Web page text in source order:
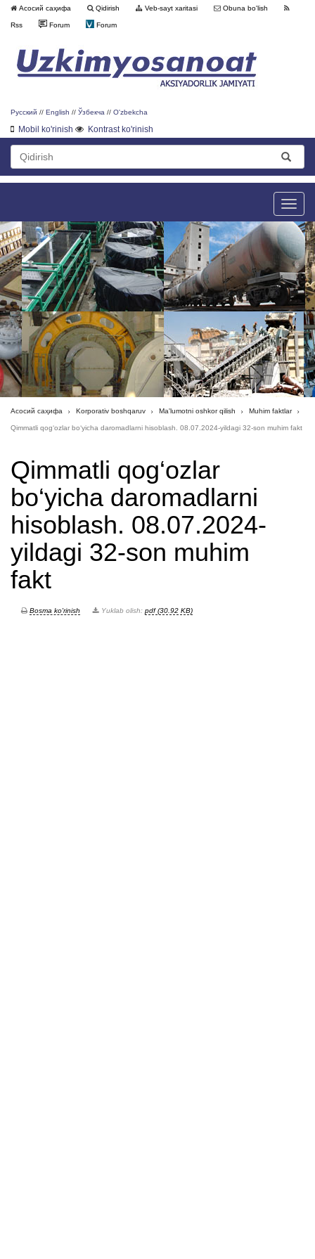
Асосий саҳифа Qidirish Veb-sayt xaritasi Obuna bo'lish
Rss Forum Forum
Русский // English // Ўзбекча // O'zbekcha
Mobil ko'rinish Kontrast ko'rinish
Toggle
Асосий саҳифа Korporativ boshqaruv Ma'lumotni oshkor qilish Muhim faktlar
Qimmatli qog‘ozlar bo‘yicha daromadlarni hisoblash. 08.07.2024-yildagi 32-son muhim fakt
Qimmatli qog‘ozlar
bo‘yicha daromadlarni
hisoblash. 08.07.2024-
yildagi 32-son muhim
fakt
Bosma ko'rinish Yuklab olish: pdf (30.92 KB)